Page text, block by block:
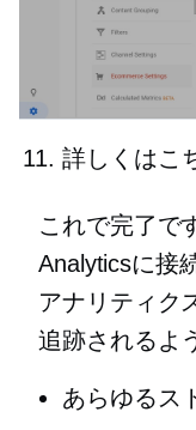
詳しくはこ
これで完了で
Analyticsに接
アナリティク
追跡されるよ
あらゆるス